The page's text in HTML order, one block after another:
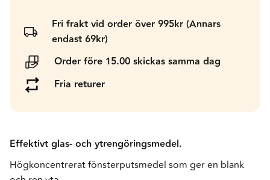
Fri frakt vid order över 995kr (Annars
endast 69kr)
Order före 15.00 skickas samma dag
Fria returer
Effektivt glas- och ytrengöringsmedel.
Högkoncentrerat fönsterputsmedel som ger en blank